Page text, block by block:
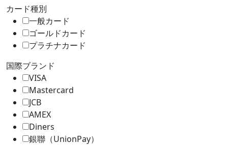
カード種別
一般カード
ゴールドカード
プラチナカード
国際ブランド
VISA
Mastercard
JCB
AMEX
Diners
銀聯（UnionPay）